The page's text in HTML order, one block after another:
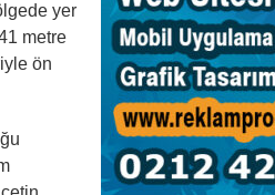
yer
metre
ön